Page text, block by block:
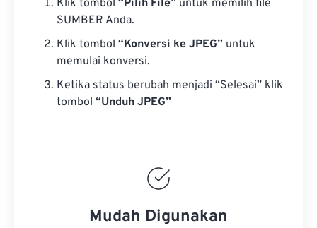
Klik tombol “Pilih File” untuk memilih file
SUMBER Anda.
Klik tombol “Konversi ke JPEG” untuk
memulai konversi.
Ketika status berubah menjadi “Selesai” klik
tombol “Unduh JPEG”
Mudah Digunakan